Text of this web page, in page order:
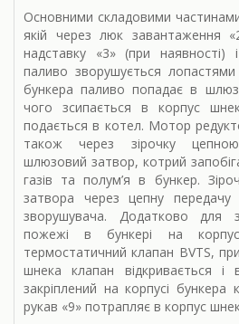
Основними складовими
якій через люк завантаження
надставку «3» (при наявності)
паливо зворушується
бункера паливо попадає в
чого зсипається в корпус
подається в котел. Мотор
також через зірочку
шлюзовий затвор, котрий
газів та полум’я в бункер.
затвора через цепну
зворушувача. Додатково для
пожежі в бункері на
термостатичний клапан BVTS,
шнека клапан відкривається
закріплений на корпусі
рукав «9» потрапляє в корпус